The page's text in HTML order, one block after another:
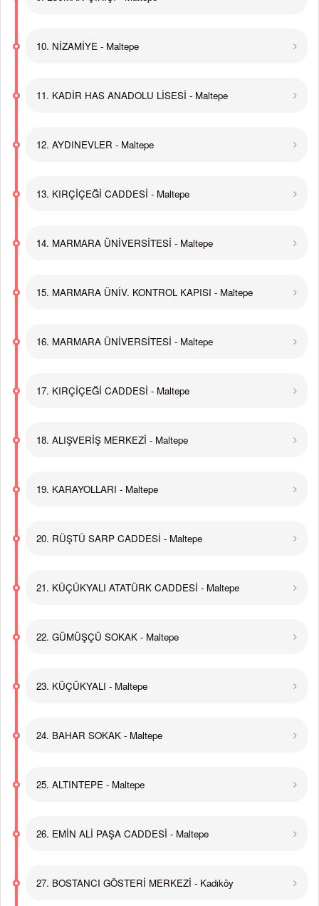
10. NİZAMİYE - Maltepe
11. KADİR HAS ANADOLU LİSESİ - Maltepe
12. AYDINEVLER - Maltepe
13. KIRÇİÇEĞİ CADDESİ - Maltepe
14. MARMARA ÜNİVERSİTESİ - Maltepe
15. MARMARA ÜNİV. KONTROL KAPISI - Maltepe
16. MARMARA ÜNİVERSİTESİ - Maltepe
17. KIRÇİÇEĞİ CADDESİ - Maltepe
18. ALIŞVERİŞ MERKEZİ - Maltepe
19. KARAYOLLARI - Maltepe
20. RÜŞTÜ SARP CADDESİ - Maltepe
21. KÜÇÜKYALI ATATÜRK CADDESİ - Maltepe
22. GÜMÜŞÇÜ SOKAK - Maltepe
23. KÜÇÜKYALI - Maltepe
24. BAHAR SOKAK - Maltepe
25. ALTINTEPE - Maltepe
26. EMİN ALİ PAŞA CADDESİ - Maltepe
27. BOSTANCI GÖSTERİ MERKEZİ - Kadıköy